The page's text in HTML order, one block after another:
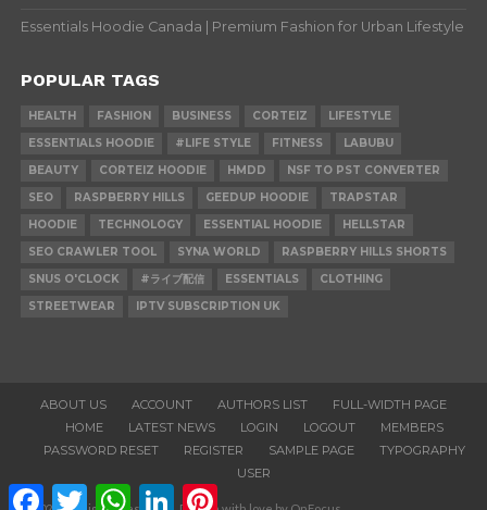
Essentials Hoodie Canada | Premium Fashion for Urban Lifestyle
POPULAR TAGS
HEALTH FASHION BUSINESS CORTEIZ
LIFESTYLE
ESSENTIALS HOODIE
#LIFE STYLE FITNESS
LABUBU
BEAUTY
CORTEIZ HOODIE HMDD
NSF TO PST CONVERTER
SEO
RASPBERRY HILLS GEEDUP HOODIE
TRAPSTAR
HOODIE
TECHNOLOGY ESSENTIAL HOODIE
HELLSTAR
SEO CRAWLER TOOL
SYNA WORLD
RASPBERRY HILLS SHORTS
SNUS O'CLOCK
#ライブ配信 ESSENTIALS
CLOTHING
STREETWEAR
IPTV SUBSCRIPTION UK
ABOUT US ACCOUNT AUTHORS LIST
FULL-WIDTH PAGE
HOME
LATEST NEWS LOGIN LOGOUT
MEMBERS
PASSWORD RESET
REGISTER SAMPLE PAGE
TYPOGRAPHY
USER
FacebookTwitterWhatsApp
LinkedIn